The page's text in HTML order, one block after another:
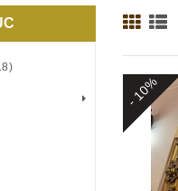
- 10%